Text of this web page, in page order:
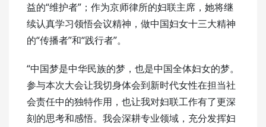
益的“维护者”；作为京师律所的妇联主席，她将继
续认真学习领悟会议精神，做中国妇女十三大精神
的“传播者”和“践行者”。
“中国梦是中华民族的梦，也是中国全体妇女的梦。
参与本次大会让我切身体会到新时代女性在担当社
会责任中的独特作用，也让我对妇联工作有了更深
刻的思考和感悟。我会深耕专业领域，充分发挥妇